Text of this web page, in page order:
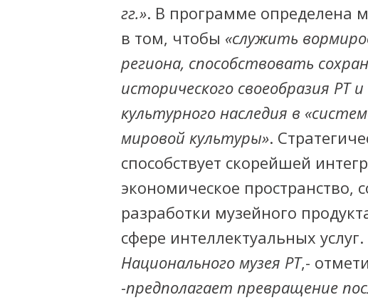
гг.». В программе определена
в том, чтобы «служить
региона, способствовать
исторического своеобразия РТ
культурного наследия в
мировой культуры».
способствует скорейшей
экономическое пространство,
разработки музейного
сфере интеллектуальных услуг.
Национального музея РТ,-
-предполагает превращение